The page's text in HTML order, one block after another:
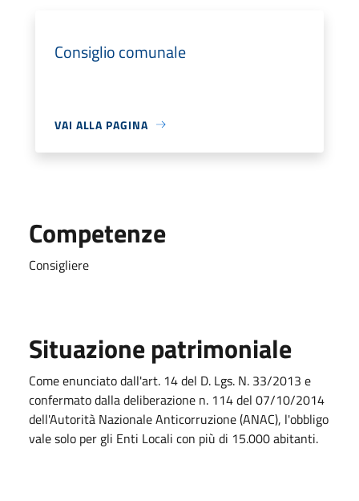
Consiglio comunale
VAI ALLA PAGINA
Competenze
Consigliere
Situazione patrimoniale
Come enunciato dall'art. 14 del D. Lgs. N. 33/2013 e
confermato dalla deliberazione n. 114 del 07/10/2014
dell'Autorità Nazionale Anticorruzione (ANAC), l'obbligo
vale solo per gli Enti Locali con più di 15.000 abitanti.